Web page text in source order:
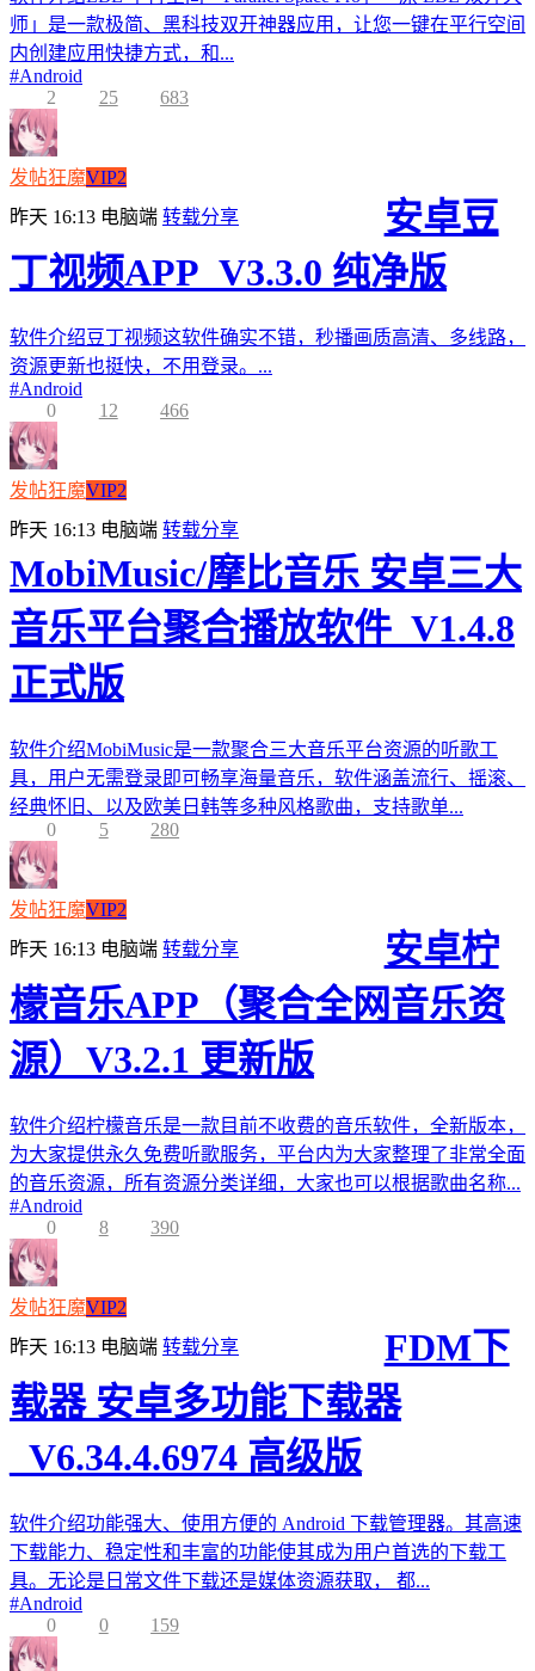
师」是一款极简、黑科技双开神器应用，让您一键在平行空间
内创建应用快捷方式，和...
#Android
2
25 683
发帖狂魔VIP2
昨天 16:13 电脑端 转载分享
安卓豆
丁视频APP_V3.3.0 纯净版
软件介绍豆丁视频这软件确实不错，秒播画质高清、多线路，
资源更新也挺快，不用登录。...
#Android
0
12 466
发帖狂魔VIP2
昨天 16:13 电脑端 转载分享
MobiMusic/摩比音乐 安卓三大
音乐平台聚合播放软件_V1.4.8
正式版
软件介绍MobiMusic是一款聚合三大音乐平台资源的听歌工
具，用户无需登录即可畅享海量音乐，软件涵盖流行、摇滚、
经典怀旧、以及欧美日韩等多种风格歌曲，支持歌单...
0
5 280
发帖狂魔VIP2
昨天 16:13 电脑端 转载分享
安卓柠
檬音乐APP（聚合全网音乐资
源）V3.2.1 更新版
软件介绍柠檬音乐是一款目前不收费的音乐软件，全新版本，
为大家提供永久免费听歌服务，平台内为大家整理了非常全面
的音乐资源，所有资源分类详细，大家也可以根据歌曲名称...
#Android
0
8 390
发帖狂魔VIP2
昨天 16:13 电脑端 转载分享
FDM下
载器 安卓多功能下载器
_V6.34.4.6974 高级版
软件介绍功能强大、使用方便的 Android 下载管理器。其高速
下载能力、稳定性和丰富的功能使其成为用户首选的下载工
具。无论是日常文件下载还是媒体资源获取， 都...
#Android
0
0 159